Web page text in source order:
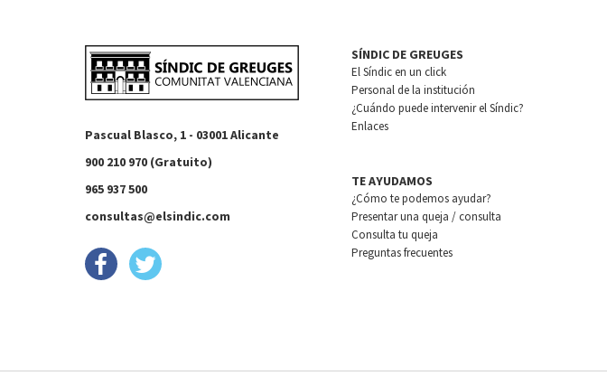
Pascual Blasco, 1 - 03001 Alicante
900 210 970 (Gratuito)
965 937 500
consultas@elsindic.com
SÍNDIC DE GREUGES
El Síndic en un click
Personal de la institución
¿Cuándo puede intervenir el Síndic?
Enlaces
TE AYUDAMOS
¿Cómo te podemos ayudar?
Presentar una queja / consulta
Consulta tu queja
Preguntas frecuentes